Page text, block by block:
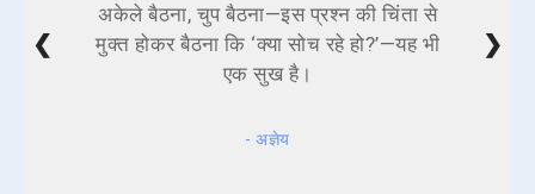
अकेले बैठना, चुप बैठना—इस प्रश्न की चिंता से
मुक्त होकर बैठना कि ‘क्या सोच रहे हो?’—यह भी
एक सुख है।
- अज्ञेय
❮ ❯